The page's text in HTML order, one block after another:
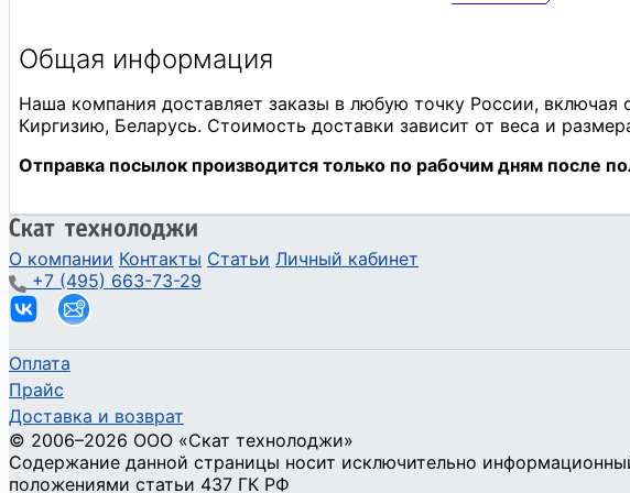
О компании Контакты Статьи Личный кабинет
+7 (495) 663-73-29
Оплата
Прайс
Доставка и возврат
© 2006–2026 ООО «Скат технолоджи»
Содержание данной страницы носит исключительно
положениями статьи 437 ГК РФ